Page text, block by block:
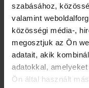
szabásához,
valamint
közösségi média-,
megosztjuk az Ön
adatait, akik
adatokkal,
Ön által használt
Maggi
májgombócleves
csigatésztával 60 g